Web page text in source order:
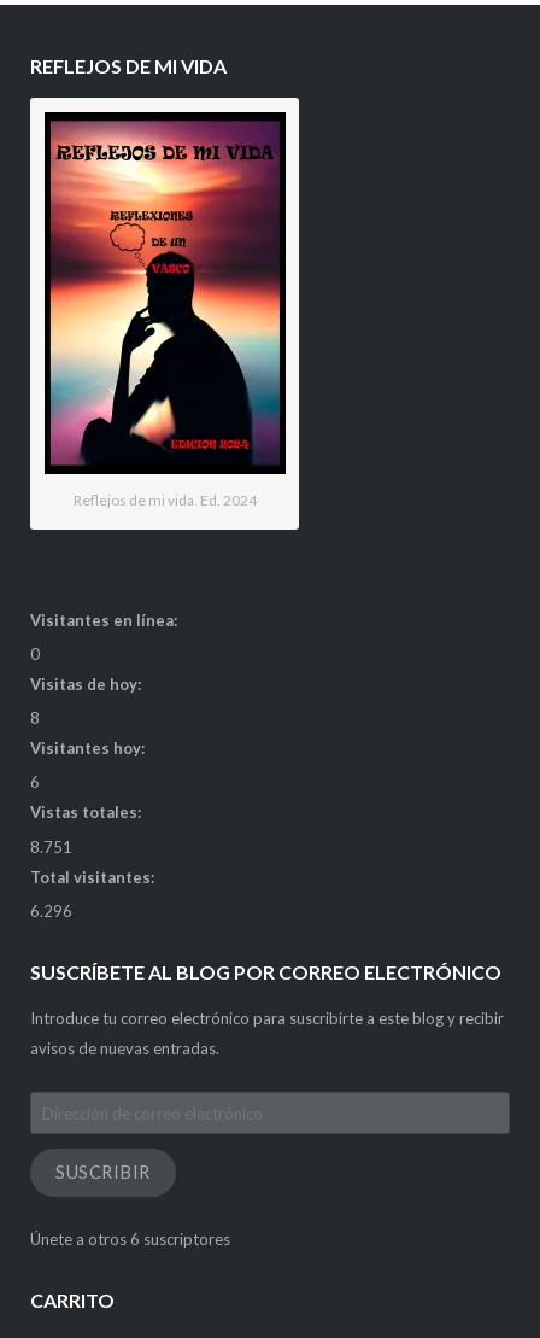
REFLEJOS DE MI VIDA
Reflejos de mi vida. Ed. 2024
Visitantes en línea:
0
Visitas de hoy:
8
Visitantes hoy:
6
Vistas totales:
8.751
Total visitantes:
6.296
SUSCRÍBETE AL BLOG POR CORREO ELECTRÓNICO
Introduce tu correo electrónico para suscribirte a este blog y recibir
avisos de nuevas entradas.
Dirección
de
correo
electrónico
SUSCRIBIR
Únete a otros 6 suscriptores
CARRITO